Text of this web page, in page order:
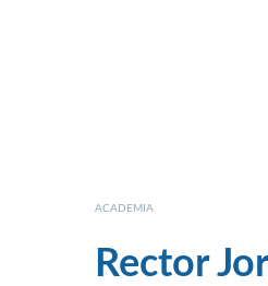
ACADEMIA
Rector